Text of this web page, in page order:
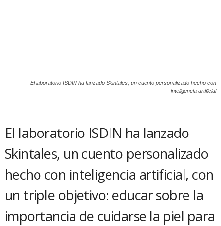
El laboratorio ISDIN ha lanzado Skintales, un cuento personalizado hecho con
inteligencia artificial
El laboratorio ISDIN ha lanzado
Skintales, un cuento personalizado
hecho con inteligencia artificial, con
un triple objetivo: educar sobre la
importancia de cuidarse la piel para